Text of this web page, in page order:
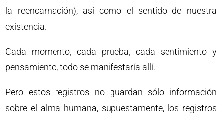
la reencarnación), así como el sentido de nuestra
existencia.
Cada momento, cada prueba, cada sentimiento y
pensamiento, todo se manifestaría allí.
Pero estos registros no guardan sólo información
sobre el alma humana, supuestamente, los registros